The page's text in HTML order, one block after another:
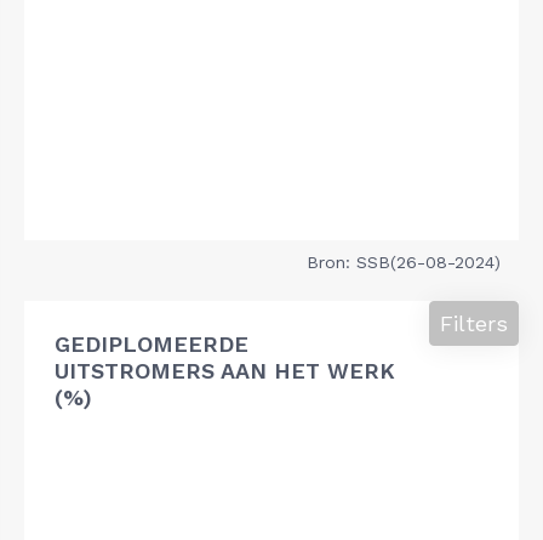
Bron: SSB(26-08-2024)
GEDIPLOMEERDE
UITSTROMERS AAN HET WERK
(%)
Filters